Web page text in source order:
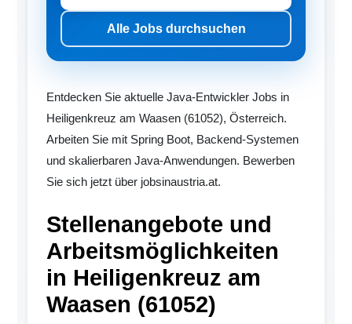
Alle Jobs durchsuchen
Entdecken Sie aktuelle Java-Entwickler Jobs in
Heiligenkreuz am Waasen (61052), Österreich.
Arbeiten Sie mit Spring Boot, Backend-Systemen
und skalierbaren Java-Anwendungen. Bewerben
Sie sich jetzt über jobsinaustria.at.
Stellenangebote und
Arbeitsmöglichkeiten
in Heiligenkreuz am
Waasen (61052)